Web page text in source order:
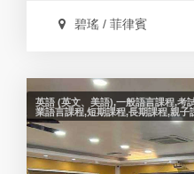
碧瑤 / 菲律賓
英語 (英文、美語),一般語言課程,考
業語言課程,短期課程,長期課程,親子